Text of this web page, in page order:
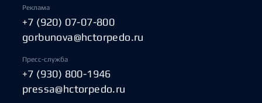
Реклама
+7 (920) 07-07-800
gorbunova@hctorpedo.ru
Пресс-служба
+7 (930) 800-1946
pressa@hctorpedo.ru